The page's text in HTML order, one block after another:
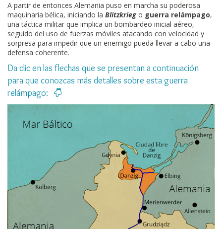
A partir de entonces Alemania puso en marcha su poderosa
maquinaria bélica, iniciando la Blitzkrieg o guerra relámpago,
una táctica militar que implica un bombardeo inicial aéreo,
seguido del uso de fuerzas móviles atacando con velocidad y
sorpresa para impedir que un enemigo pueda llevar a cabo una
defensa coherente.
Da clic en las flechas que se presentan a continuación
para que conozcas más detalles sobre esta guerra
relámpago: